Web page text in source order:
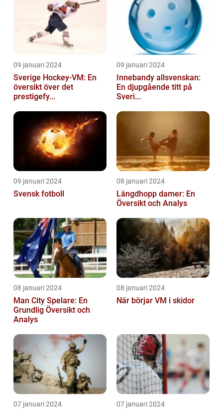
09 januari 2024
Sverige Hockey-VM: En
översikt över det
prestigefy...
09 januari 2024
Innebandy allsvenskan:
En djupgående titt på
Sveri...
09 januari 2024
Svensk fotboll
08 januari 2024
Längdhopp damer: En
Översikt och Analys
08 januari 2024
Man City Spelare: En
Grundlig Översikt och
Analys
08 januari 2024
När börjar VM i skidor
07 januari 2024 07 januari 2024